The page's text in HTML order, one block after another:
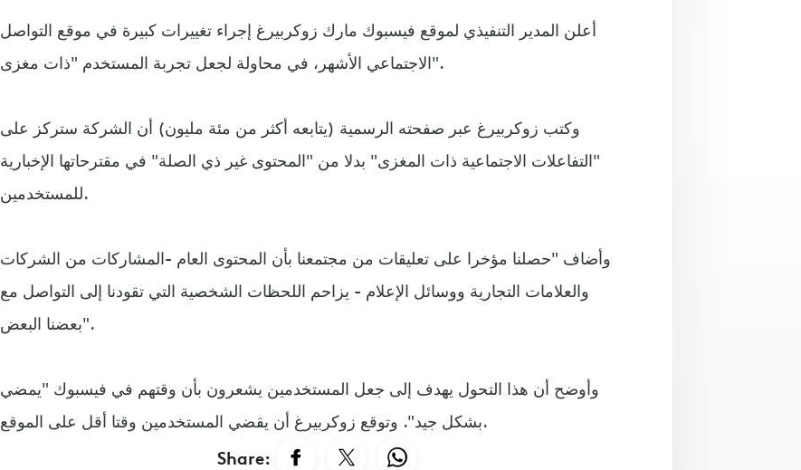
أعلن المدير التنفيذي لموقع فيسبوك مارك زوكربيرغ إجراء تغييرات كبيرة في موقع التواصل
الاجتماعي الأشهر، في محاولة لجعل تجربة المستخدم "ذات مغزى".
وكتب زوكربيرغ عبر صفحته الرسمية (يتابعه أكثر من مئة مليون) أن الشركة ستركز على
"التفاعلات الاجتماعية ذات المغزى" بدلا من "المحتوى غير ذي الصلة" في مقترحاتها الإخبارية
للمستخدمين.
وأضاف "حصلنا مؤخرا على تعليقات من مجتمعنا بأن المحتوى العام -المشاركات من الشركات
والعلامات التجارية ووسائل الإعلام - يزاحم اللحظات الشخصية التي تقودنا إلى التواصل مع
بعضنا البعض".
وأوضح أن هذا التحول يهدف إلى جعل المستخدمين يشعرون بأن وقتهم في فيسبوك "يمضي
بشكل جيد". وتوقع زوكربيرغ أن يقضي المستخدمين وقتا أقل على الموقع.
Share: